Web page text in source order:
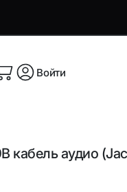
Аксессуары
Войти
кабель аудио